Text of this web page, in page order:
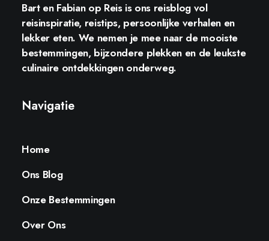
Bart en Fabian op Reisis ons reisblog vol
reisinspiratie, reistips, persoonlijke verhalen en
lekker eten. We nemen je mee naar de mooiste
bestemmingen, bijzondere plekken en de leukste
culinaire ontdekkingen onderweg.
Navigatie
Home
Ons Blog
Onze Bestemmingen
Over Ons